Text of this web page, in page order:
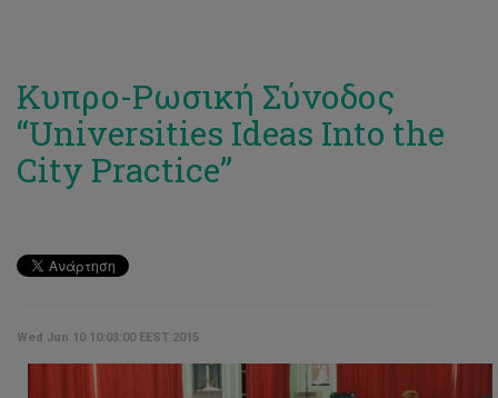
Κυπρο-Ρωσική Σύνοδος
“Universities Ideas Into the
City Practice”
Wed Jun 10 10:03:00 EEST 2015